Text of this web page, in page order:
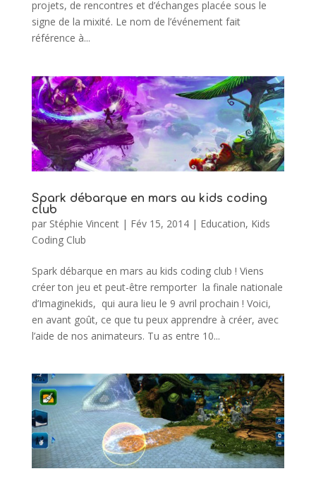
projets, de rencontres et d’échanges placée sous le
signe de la mixité. Le nom de l’événement fait
référence à...
Spark débarque en mars au kids coding
club
par Stéphie Vincent| Fév 15, 2014| Education, Kids
Coding Club
Spark débarque en mars au kids coding club ! Viens
créer ton jeu et peut-être remporter la finale nationale
d’Imaginekids, qui aura lieu le 9 avril prochain ! Voici,
en avant goût, ce que tu peux apprendre à créer, avec
l’aide de nos animateurs. Tu as entre 10...